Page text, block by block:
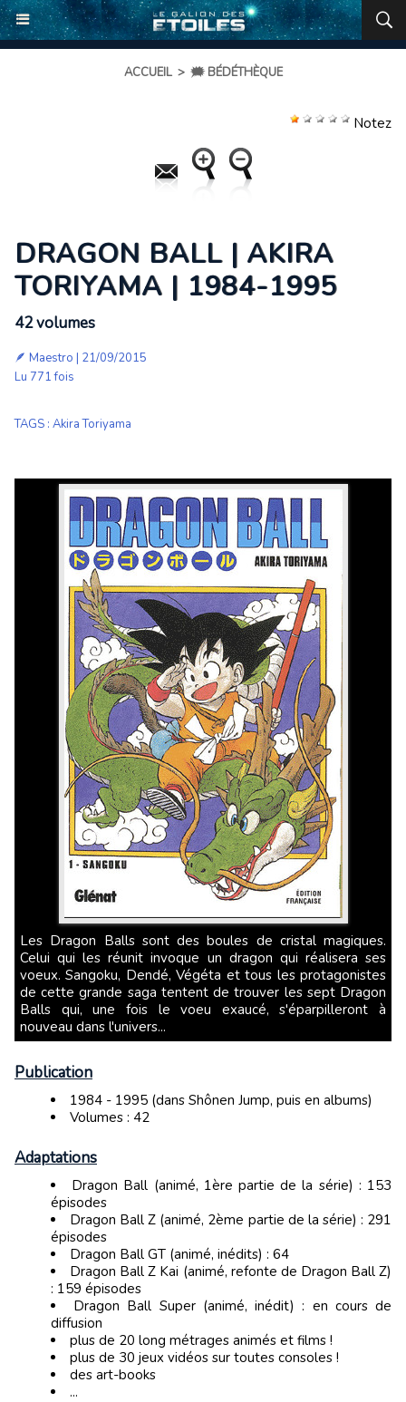
ACCUEIL > 🗯️ BÉDÉTHÈQUE
Notez
DRAGON BALL | AKIRA
TORIYAMA | 1984-1995
42 volumes
🪶 Maestro | 21/09/2015
Lu 771 fois
TAGS : Akira Toriyama
Les Dragon Balls sont des boules de cristal magiques.
Celui qui les réunit invoque un dragon qui réalisera ses
voeux. Sangoku, Dendé, Végéta et tous les protagonistes
de cette grande saga tentent de trouver les sept Dragon
Balls qui, une fois le voeu exaucé, s'éparpilleront à
nouveau dans l'univers...
Publication
1984 - 1995 (dans Shônen Jump, puis en albums)
Volumes : 42
Adaptations
Dragon Ball (animé, 1ère partie de la série) : 153
épisodes
Dragon Ball Z (animé, 2ème partie de la série) : 291
épisodes
Dragon Ball GT (animé, inédits) : 64
Dragon Ball Z Kai (animé, refonte de Dragon Ball Z)
: 159 épisodes
Dragon Ball Super (animé, inédit) : en cours de
diffusion
plus de 20 long métrages animés et films !
plus de 30 jeux vidéos sur toutes consoles !
des art-books
...